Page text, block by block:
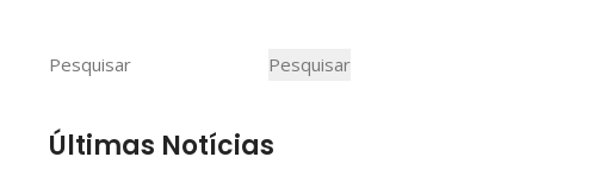
Pesquisar
Pesquisar
Últimas Notícias